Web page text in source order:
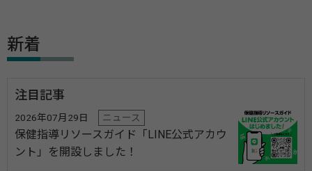
新着
注目記事
2026年07月29日 ニュース
保健指導リソースガイド「LINE公式アカウ
ント」を開設しました！